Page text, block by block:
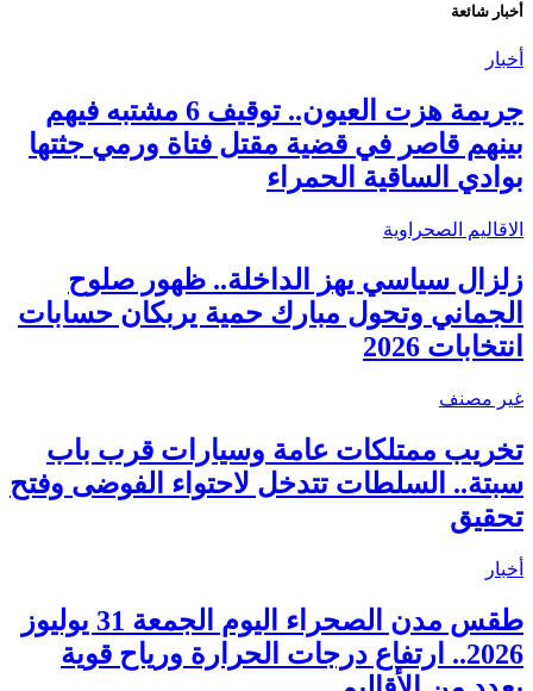
أخبار شائعة
أخبار
جريمة هزت العيون.. توقيف 6 مشتبه فيهم
بينهم قاصر في قضية مقتل فتاة ورمي جثتها
بوادي الساقية الحمراء
الاقاليم الصحراوية
زلزال سياسي يهز الداخلة.. ظهور صلوح
الجماني وتحول مبارك حمية يربكان حسابات
انتخابات 2026
غير مصنف
تخريب ممتلكات عامة وسيارات قرب باب
سبتة.. السلطات تتدخل لاحتواء الفوضى وفتح
تحقيق
أخبار
طقس مدن الصحراء اليوم الجمعة 31 يوليوز
2026.. ارتفاع درجات الحرارة ورياح قوية